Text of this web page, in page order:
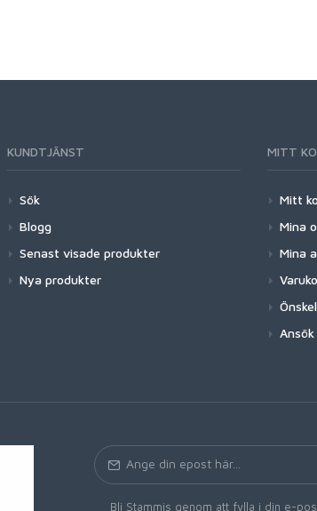
KUNDTJÄNST
Sök
Blogg
Senast visade produkter
Nya produkter
MITT
Mitt
Mina
Mina
Bli Stammis genom att fylla i din e-